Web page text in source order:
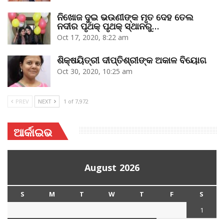
ନିଖୋଜ ଦୁଇ ଭଉଣୀଙ୍କ ମୃତ ଦେହ ତେଲ
ନଦୀର ପୃଥକ୍‌ ପୃଥକ୍‌ ସ୍ଥାନରୁ…
Oct 17, 2020, 8:22 am
ଶିକ୍ଷୟିତ୍ରୀ ଦୀପ୍ତିଶ୍ରୀଙ୍କ ଅକାଳ ବିୟୋଗ
Oct 30, 2020, 10:25 am
PREV NEXT 1 of 7,972
ଆର୍କାଇଭ
August 2026
S M T W T F
S
1